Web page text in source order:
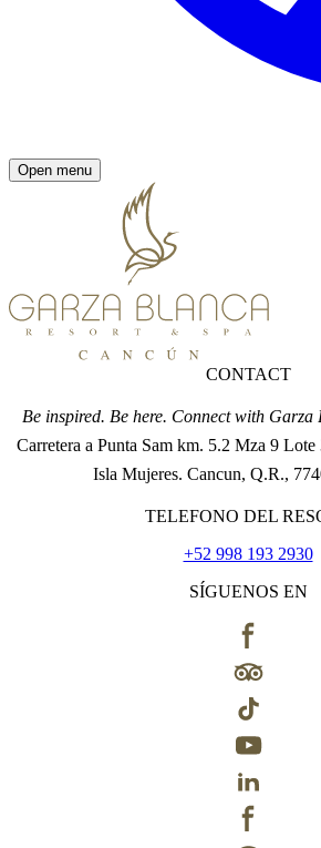
Open menu
CONTACT
Be inspired. Be here. Connect with Garza
Carretera a Punta Sam km. 5.2 Mza 9
Isla Mujeres. Cancun, Q.R.,
TELEFONO DEL
+52 998 193 2930
SÍGUENOS EN